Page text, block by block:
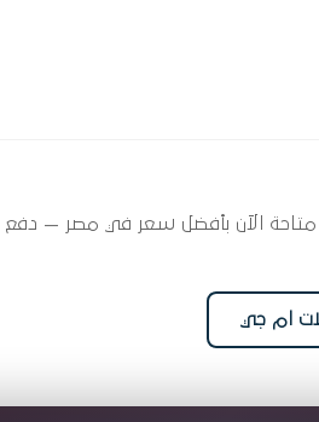
نظام الشكمان لسيارتك ام جي 5 (2012 - 2025) ؟ أوتو سبير عندها 1 قطعة
ام جي